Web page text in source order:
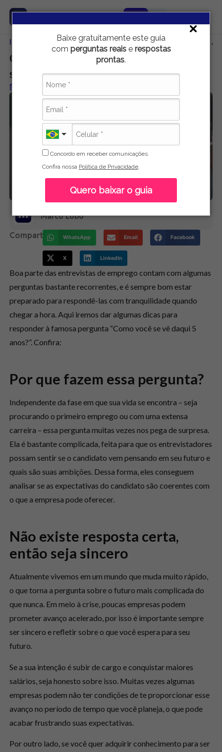
Baixe gratuitamente este guia
com perguntas reaise respostas
prontas.
Concordo em receber comunicações.
Confira nossa Política de Privacidade.
Quero baixar o guia
Início Carreira e Emprego Como responder à pergunta “como
Como responder à pergunta “como você
se vê daqui a 5 anos?”
Publicado em 16 de maio de 2021
Marco Lobo
Compartilhe: WhatsApp Email Facebook
X LinkedIn
Boa parte das entrevistas de emprego contam com algumas
perguntas bastante recorrentes, e é sempre bom estar
preparado para respondê-las com tranquilidade quando
chegar a hora. Aqui iremos dar algumas dicas para
responder à famosa pergunta “Como você se vê daqui 5
anos?”. Confira:
Por que fazem essa pergunta?
Independente da fase em que sua vida se encontra – seja
procurando o primeiro emprego ou com uma extensa
carreira – essa pergunta muitas vezes nos pega de surpresa.
Ela é bastante complicada, feita para que os entrevistadores
possam sentir se o candidato vem pensando em seu futuro e
quais são suas ambições. Dessa forma, eles conseguem
analisar se as expectativas do candidato são coerentes com
o que a empresa pode oferecer.
Não existe resposta certa,
então seja sincero
Atualmente vivemos em um mundo que muda muito rápido,
o que torna a pergunta sobre o futuro mais complicada do
que nunca. Em meio à crise, poucas empresas podem
prometer avanço acelerado, por isso é importante sempre
ser sincero e refletir sobre o que você espera para seu
futuro.
Se a sua intenção é subir de cargo e conquistar maiores
salários, seja honesto sobre isso. Muitas vezes algumas
empresas podem não ter condições de te proporcionar esse
avanço no período de tempo que você planeja, o que pode
acabar frustrando suas expectativas.
Por outro lado, se você quer adquirir conhecimento para ser